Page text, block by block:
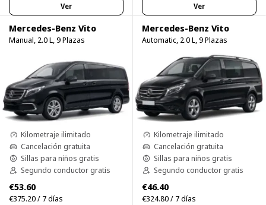
Ver Ver
Mercedes-Benz Vito
Manual, 2.0 L, 9 Plazas
Kilometraje ilimitado
Cancelación gratuita
Sillas para niños gratis
Segundo conductor gratis
€53.60
€375.20 / 7 días
Mercedes-Benz Vito
Automatic, 2.0 L, 9 Plazas
Kilometraje ilimitado
Cancelación gratuita
Sillas para niños gratis
Segundo conductor gratis
€46.40
€324.80 / 7 días